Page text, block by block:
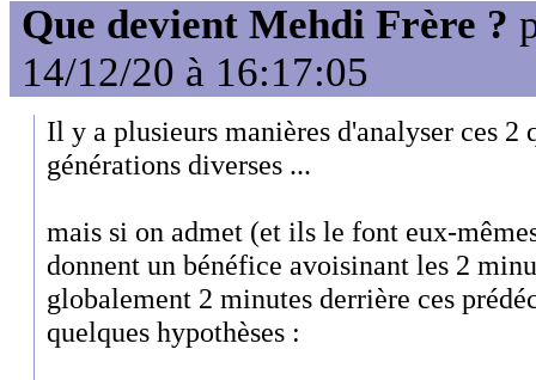
Que devient Mehdi Frère ?
14/12/20 à 16:17:05
Il y a plusieurs manières d'analyser ces 2
générations diverses ...
mais si on admet (et ils le font eux-
donnent un bénéfice avoisinant les 2
globalement 2 minutes derrière ces
quelques hypothèses :